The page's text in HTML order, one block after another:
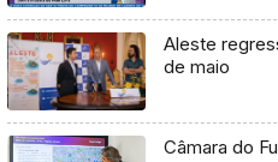
Aleste
de maio
Câmara do